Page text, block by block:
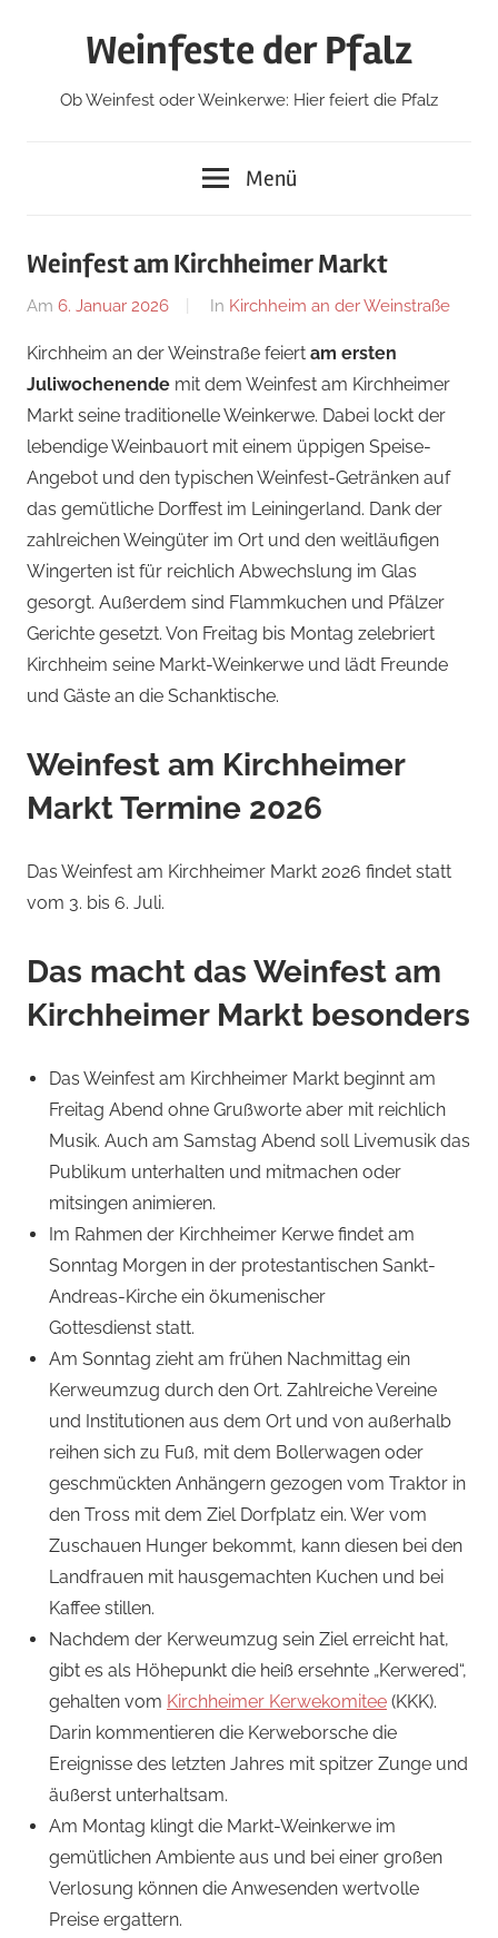
Weinfeste der Pfalz
Ob Weinfest oder Weinkerwe: Hier feiert die Pfalz
Menü
Weinfest am Kirchheimer Markt
Am 6. Januar 2026
Von
In Kirchheim an der Weinstraße
Kirchheim an der Weinstraße feiert am ersten
Juliwochenende mit dem Weinfest am Kirchheimer
Markt seine traditionelle Weinkerwe. Dabei lockt der
lebendige Weinbauort mit einem üppigen Speise-
Angebot und den typischen Weinfest-Getränken auf
das gemütliche Dorffest im Leiningerland. Dank der
zahlreichen Weingüter im Ort und den weitläufigen
Wingerten ist für reichlich Abwechslung im Glas
gesorgt. Außerdem sind Flammkuchen und Pfälzer
Gerichte gesetzt. Von Freitag bis Montag zelebriert
Kirchheim seine Markt-Weinkerwe und lädt Freunde
und Gäste an die Schanktische.
Weinfest am Kirchheimer
Markt Termine 2026
Das Weinfest am Kirchheimer Markt 2026 findet statt
vom 3. bis 6. Juli.
Das macht das Weinfest am
Kirchheimer Markt besonders
Das Weinfest am Kirchheimer Markt beginnt am
Freitag Abend ohne Grußworte aber mit reichlich
Musik. Auch am Samstag Abend soll Livemusik das
Publikum unterhalten und mitmachen oder
mitsingen animieren.
Im Rahmen der Kirchheimer Kerwe findet am
Sonntag Morgen in der protestantischen Sankt-
Andreas-Kirche ein ökumenischer
Gottesdienst statt.
Am Sonntag zieht am frühen Nachmittag ein
Kerweumzug durch den Ort. Zahlreiche Vereine
und Institutionen aus dem Ort und von außerhalb
reihen sich zu Fuß, mit dem Bollerwagen oder
geschmückten Anhängern gezogen vom Traktor in
den Tross mit dem Ziel Dorfplatz ein. Wer vom
Zuschauen Hunger bekommt, kann diesen bei den
Landfrauen mit hausgemachten Kuchen und bei
Kaffee stillen.
Nachdem der Kerweumzug sein Ziel erreicht hat,
gibt es als Höhepunkt die heiß ersehnte „Kerwered“,
gehalten vom Kirchheimer Kerwekomitee (KKK).
Darin kommentieren die Kerweborsche die
Ereignisse des letzten Jahres mit spitzer Zunge und
äußerst unterhaltsam.
Am Montag klingt die Markt-Weinkerwe im
gemütlichen Ambiente aus und bei einer großen
Verlosung können die Anwesenden wertvolle
Preise ergattern.